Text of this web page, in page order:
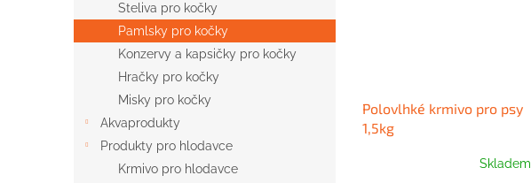
Steliva pro kočky
Pamlsky pro kočky
Konzervy a kapsičky pro kočky
Hračky pro kočky
Misky pro kočky
Akvaprodukty
Produkty pro hlodavce
Krmivo pro hlodavce
Polovlhké krmivo pro psy
1,5kg
Skladem